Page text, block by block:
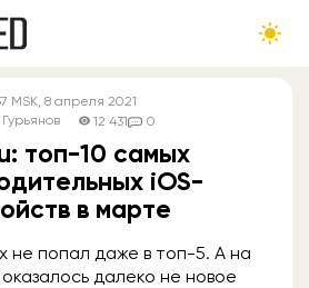
MSK, 8 апреля 2021
12 431 0
топ-10 самых
iOS-
в марте
не попал даже в топ-5. А на
далеко не новое